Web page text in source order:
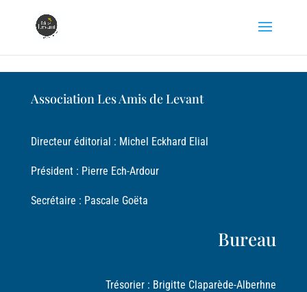
Association Les Amis de Levant
Directeur éditorial : Michel Eckhard Elial
Président : Pierre Ech-Ardour
Secrétaire : Pascale Goëta
Bureau
Trésorier : Brigitte Claparède-Alberhne